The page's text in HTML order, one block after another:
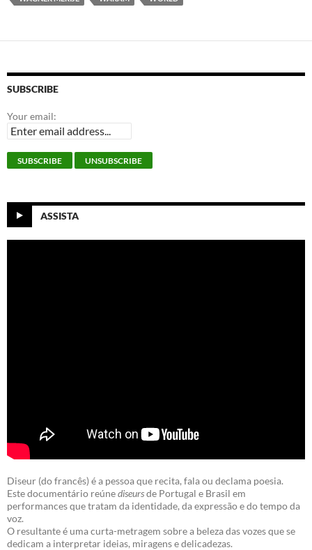
SUBSCRIBE
Your email:
ASSISTA
Diseur (do francês) é a pessoa que recita, fala ou declama poesia.
Este documentário reúnediseursde Portugal e Brasil em
performances que tratam da identidade, da expressão e do tempo da
voz.
O resultante é uma curta-metragem sobre a beleza das vozes que se
dedicam a interpretar ideias, miragens e delicadezas.